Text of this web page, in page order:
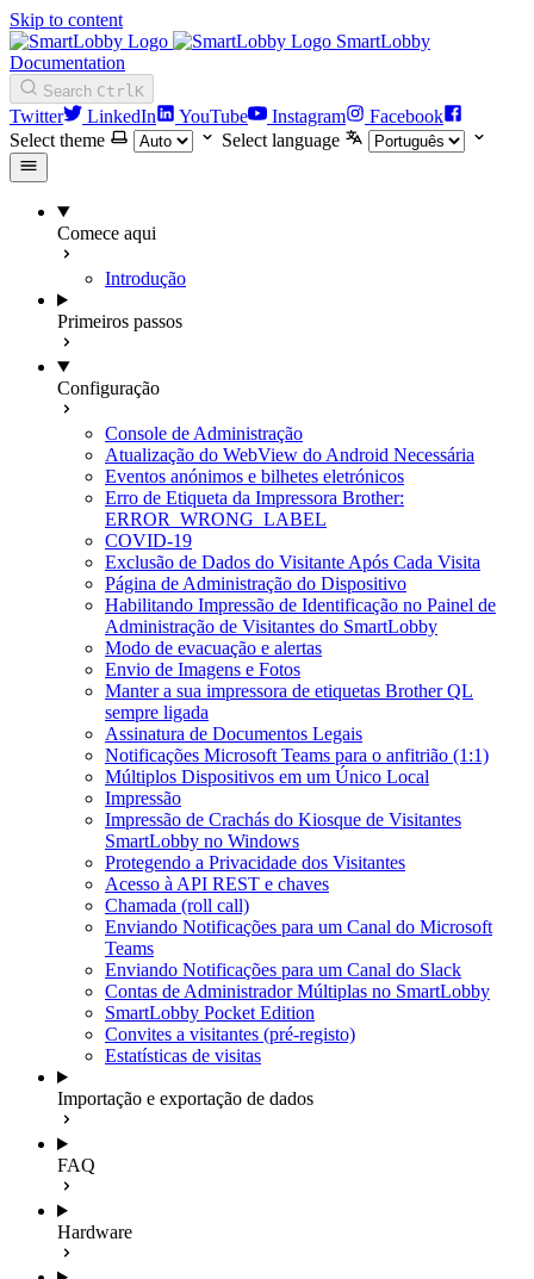
Skip to content
SmartLobby
Documentation
Search CtrlK
Twitter LinkedIn YouTube Instagram
Facebook
Select theme
Select language
Comece aqui
Introdução
Primeiros passos
Configuração
Console de Administração
Atualização do WebView do Android Necessária
Eventos anónimos e bilhetes eletrónicos
Erro de Etiqueta da Impressora Brother:
ERROR_WRONG_LABEL
COVID-19
Exclusão de Dados do Visitante Após Cada Visita
Página de Administração do Dispositivo
Habilitando Impressão de Identificação no Painel de
Administração de Visitantes do SmartLobby
Modo de evacuação e alertas
Envio de Imagens e Fotos
Manter a sua impressora de etiquetas Brother QL
sempre ligada
Assinatura de Documentos Legais
Notificações Microsoft Teams para o anfitrião (1:1)
Múltiplos Dispositivos em um Único Local
Impressão
Impressão de Crachás do Kiosque de Visitantes
SmartLobby no Windows
Protegendo a Privacidade dos Visitantes
Acesso à API REST e chaves
Chamada (roll call)
Enviando Notificações para um Canal do Microsoft
Teams
Enviando Notificações para um Canal do Slack
Contas de Administrador Múltiplas no SmartLobby
SmartLobby Pocket Edition
Convites a visitantes (pré-registo)
Estatísticas de visitas
Importação e exportação de dados
FAQ
Hardware